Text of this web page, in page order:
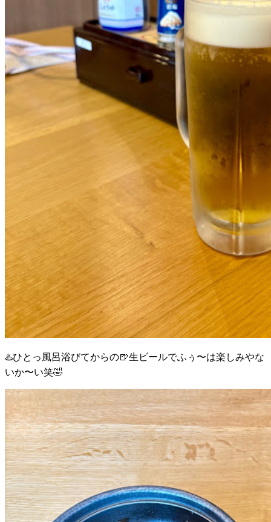
♨️ひとっ風呂浴びてからの🍺生ビールでふぅ〜は楽しみやな
いか〜い笑🤣